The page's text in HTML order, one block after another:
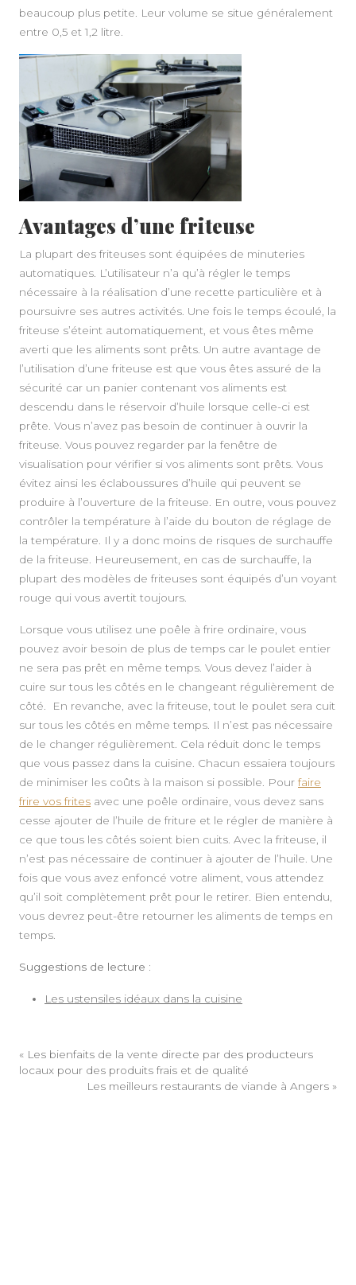
beaucoup plus petite. Leur volume se situe généralement
entre 0,5 et 1,2 litre.
Avantages d’une friteuse
La plupart des friteuses sont équipées de minuteries
automatiques. L’utilisateur n’a qu’à régler le temps
nécessaire à la réalisation d’une recette particulière et à
poursuivre ses autres activités. Une fois le temps écoulé, la
friteuse s’éteint automatiquement, et vous êtes même
averti que les aliments sont prêts. Un autre avantage de
l’utilisation d’une friteuse est que vous êtes assuré de la
sécurité car un panier contenant vos aliments est
descendu dans le réservoir d’huile lorsque celle-ci est
prête. Vous n’avez pas besoin de continuer à ouvrir la
friteuse. Vous pouvez regarder par la fenêtre de
visualisation pour vérifier si vos aliments sont prêts. Vous
évitez ainsi les éclaboussures d’huile qui peuvent se
produire à l’ouverture de la friteuse. En outre, vous pouvez
contrôler la température à l’aide du bouton de réglage de
la température. Il y a donc moins de risques de surchauffe
de la friteuse. Heureusement, en cas de surchauffe, la
plupart des modèles de friteuses sont équipés d’un voyant
rouge qui vous avertit toujours.
Lorsque vous utilisez une poêle à frire ordinaire, vous
pouvez avoir besoin de plus de temps car le poulet entier
ne sera pas prêt en même temps. Vous devez l’aider à
cuire sur tous les côtés en le changeant régulièrement de
côté. En revanche, avec la friteuse, tout le poulet sera cuit
sur tous les côtés en même temps. Il n’est pas nécessaire
de le changer régulièrement. Cela réduit donc le temps
que vous passez dans la cuisine. Chacun essaiera toujours
de minimiser les coûts à la maison si possible. Pour faire
frire vos frites avec une poêle ordinaire, vous devez sans
cesse ajouter de l’huile de friture et le régler de manière à
ce que tous les côtés soient bien cuits. Avec la friteuse, il
n’est pas nécessaire de continuer à ajouter de l’huile. Une
fois que vous avez enfoncé votre aliment, vous attendez
qu’il soit complètement prêt pour le retirer. Bien entendu,
vous devrez peut-être retourner les aliments de temps en
temps.
Suggestions de lecture :
Les ustensiles idéaux dans la cuisine
« Les bienfaits de la vente directe par des producteurs
locaux pour des produits frais et de qualité
Les meilleurs restaurants de viande à Angers »